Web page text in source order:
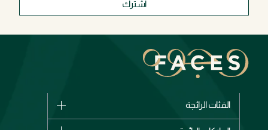
اشترك
الفئات الرائجة